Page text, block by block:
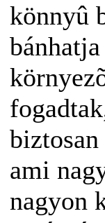
könnyû
ami
nagyon